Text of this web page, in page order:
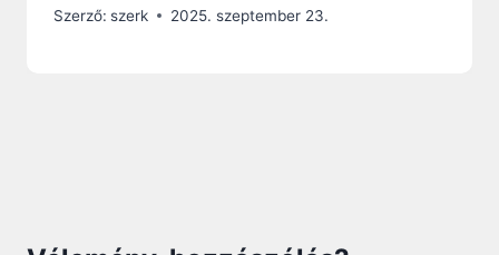
Szerző: szerk 2025. szeptember 23.